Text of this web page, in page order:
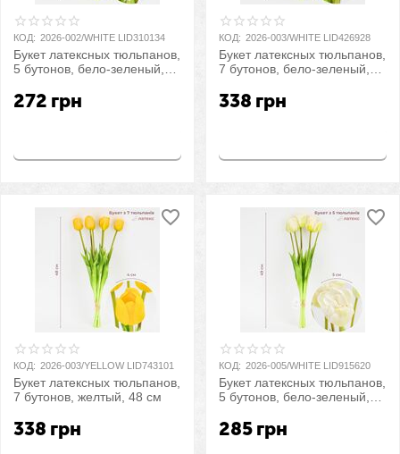
КОД: 2026-002/WHITE LID310134
Букет латексных тюльпанов,
5 бутонов, бело-зеленый,
272 грн
КОД: 2026-003/WHITE LID426928
Букет латексных тюльпанов,
7 бутонов, бело-зеленый,
338 грн
КОД: 2026-003/YELLOW LID743101
Букет латексных тюльпанов,
7 бутонов, желтый, 48 см
338 грн
КОД: 2026-005/WHITE LID915620
Букет латексных тюльпанов,
5 бутонов, бело-зеленый,
285 грн